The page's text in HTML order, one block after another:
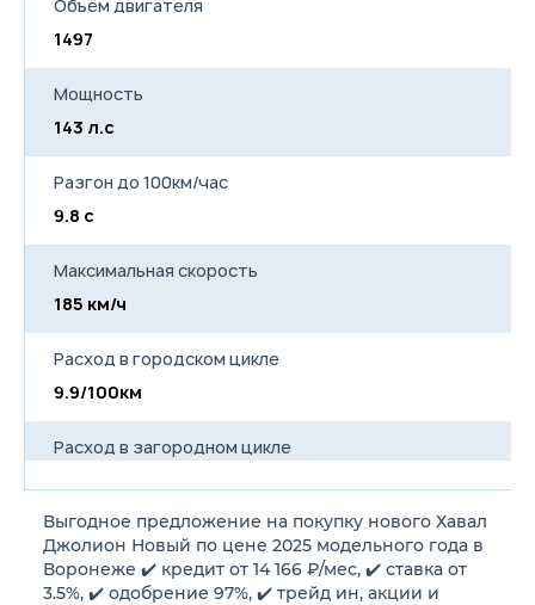
Объём двигателя
1497
Мощность
143 л.с
Разгон до 100км/час
9.8 с
Максимальная скорость
185 км/ч
Расход в городском цикле
9.9/100км
Расход в загородном цикле
Расход в смешанном цикле
7.5/100км
Выгодное предложение на покупку нового Хавал
Джолион Новый по цене 2025 модельного года в
Воронеже ✔️ кредит от 14 166 ₽/мес, ✔️ ставка от
3.5%, ✔️ одобрение 97%, ✔️ трейд ин, акции и